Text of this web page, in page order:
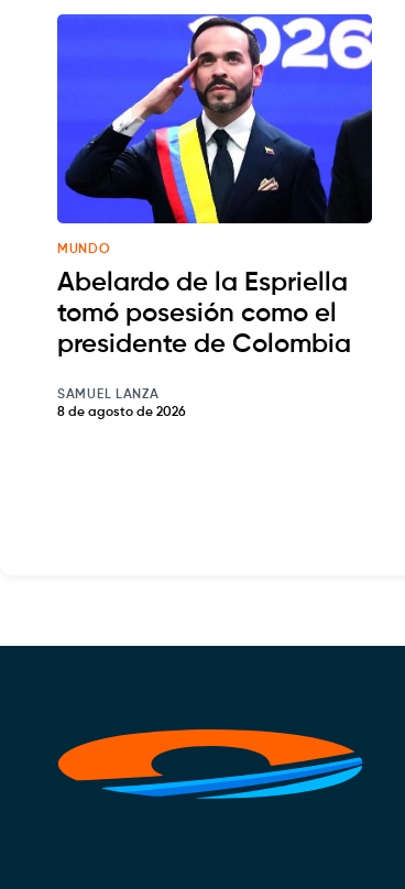
MUNDO
Abelardo de la Espriella
tomó posesión como el
presidente de Colombia
SAMUEL LANZA
8 de agosto de 2026